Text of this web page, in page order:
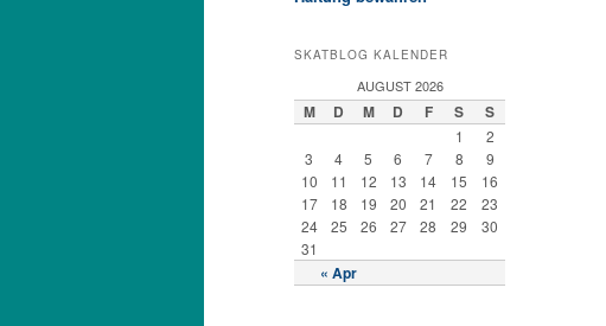
SKATBLOG KALENDER
AUGUST 2026
M D M D F S S
« Apr
1
2
3
4 5 6 7 8
9
10
11 12 13 14 15
16
17
18 19 20 21 22
23
24
25 26 27 28 29
30
31